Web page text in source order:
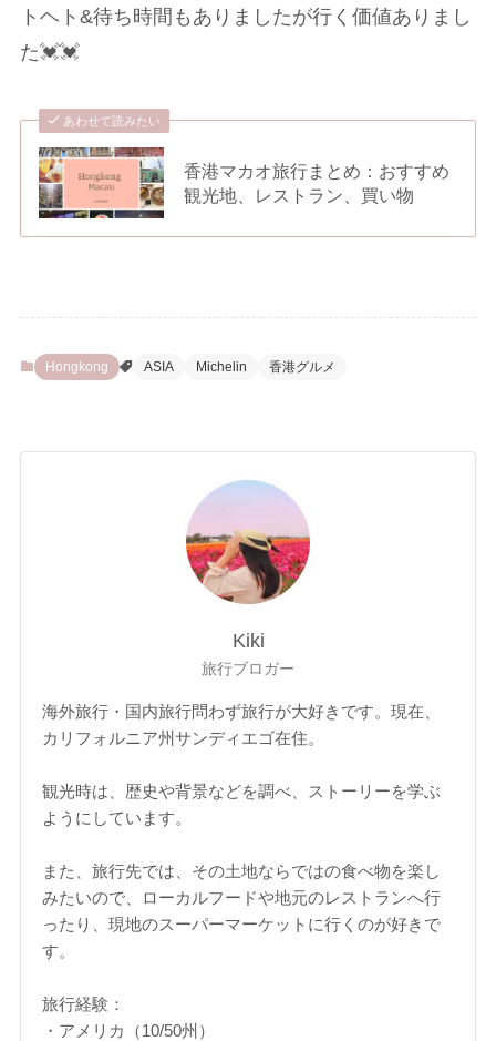
トヘト&待ち時間もありましたが行く価値ありまし
た💓💓
あわせて読みたい
香港マカオ旅行まとめ：おすすめ
観光地、レストラン、買い物
Hongkong ASIA Michelin 香港グルメ
Kiki
旅行ブロガー
海外旅行・国内旅行問わず旅行が大好きです。現在、
カリフォルニア州サンディエゴ在住。
観光時は、歴史や背景などを調べ、ストーリーを学ぶ
ようにしています。
また、旅行先では、その土地ならではの食べ物を楽し
みたいので、ローカルフードや地元のレストランへ行
ったり、現地のスーパーマーケットに行くのが好きで
す。
旅行経験：
・アメリカ（10/50州）